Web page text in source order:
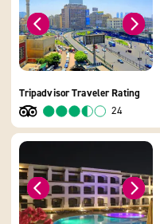
Tripadvisor Traveler Rating
24